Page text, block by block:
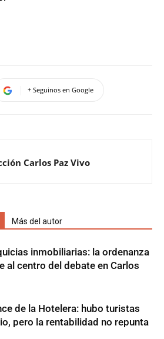
+ Seguinos en Google
Carlos Paz Vivo
Más del autor
inmobiliarias: la ordenanza
al centro del debate en Carlos
de la Hotelera: hubo turistas
pero la rentabilidad no repunta